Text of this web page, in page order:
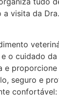
visita da
o cuidado da
e
seguro e